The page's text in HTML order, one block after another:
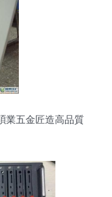
業五金匠造高品質